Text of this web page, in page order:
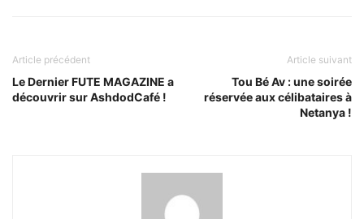
Article précédent
Le Dernier FUTE MAGAZINE a
découvrir sur AshdodCafé !
Article suivant
Tou Bé Av : une soirée
réservée aux célibataires à
Netanya !